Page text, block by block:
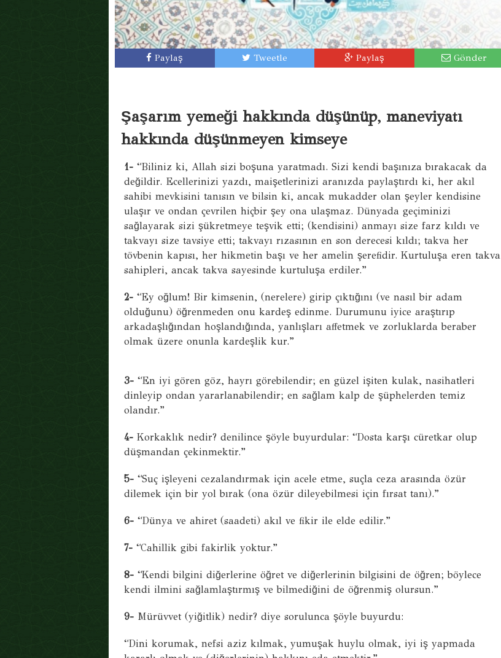
Paylaş Tweetle Paylaş Gönder
Şaşarım yemeği hakkında düşünüp, maneviyatı
hakkında düşünmeyen kimseye
1- “Biliniz ki, Allah sizi boşuna yaratmadı. Sizi kendi başınıza bırakacak da
değildir. Ecellerinizi yazdı, maişetlerinizi aranızda paylaştırdı ki, her akıl
sahibi mevkisini tanısın ve bilsin ki, ancak mukadder olan şeyler kendisine
ulaşır ve ondan çevrilen hiçbir şey ona ulaşmaz. Dünyada geçiminizi
sağlayarak sizi şükretmeye teşvik etti; (kendisini) anmayı size farz kıldı ve
takvayı size tavsiye etti; takvayı rızasının en son derecesi kıldı; takva her
tövbenin kapısı, her hikmetin başı ve her amelin şerefidir. Kurtuluşa eren takva
sahipleri, ancak takva sayesinde kurtuluşa erdiler.”
2- “Ey oğlum! Bir kimsenin, (nerelere) girip çıktığını (ve nasıl bir adam
olduğunu) öğrenmeden onu kardeş edinme. Durumunu iyice araştırıp
arkadaşlığından hoşlandığında, yanlışları affetmek ve zorluklarda beraber
olmak üzere onunla kardeşlik kur.”
3- “En iyi gören göz, hayrı görebilendir; en güzel işiten kulak, nasihatleri
dinleyip ondan yararlanabilendir; en sağlam kalp de şüphelerden temiz
olandır.”
4- Korkaklık nedir? denilince şöyle buyurdular: “Dosta karşı cüretkar olup
düşmandan çekinmektir.”
5- “Suç işleyeni cezalandırmak için acele etme, suçla ceza arasında özür
dilemek için bir yol bırak (ona özür dileyebilmesi için fırsat tanı).”
6- “Dünya ve ahiret (saadeti) akıl ve fikir ile elde edilir.”
7- “Cahillik gibi fakirlik yoktur.”
8- “Kendi bilgini diğerlerine öğret ve diğerlerinin bilgisini de öğren; böylece
kendi ilmini sağlamlaştırmış ve bilmediğini de öğrenmiş olursun.”
9- Mürüvvet (yiğitlik) nedir? diye sorulunca şöyle buyurdu:
“Dini korumak, nefsi aziz kılmak, yumuşak huylu olmak, iyi iş yapmada